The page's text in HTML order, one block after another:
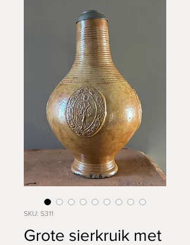
SKU: S311
Grote sierkruik met